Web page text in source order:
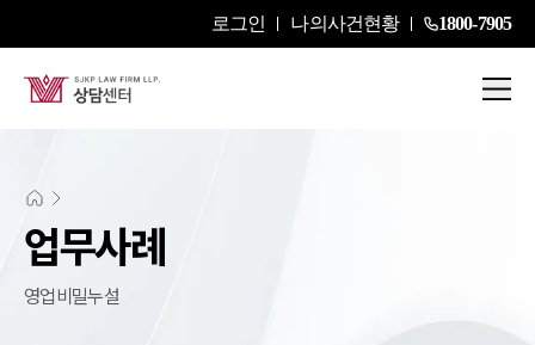
로그인 나의사건현황 1800-7905
업무사례
영업비밀누설